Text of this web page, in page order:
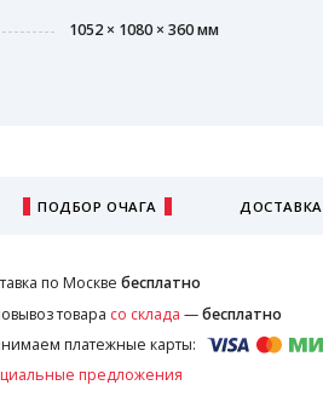
1052 × 1080 × 360 мм
ПОДБОР ОЧАГА ДОСТАВКА
по Москве бесплатно
товара со склада —бесплатно
платежные карты:
предложения